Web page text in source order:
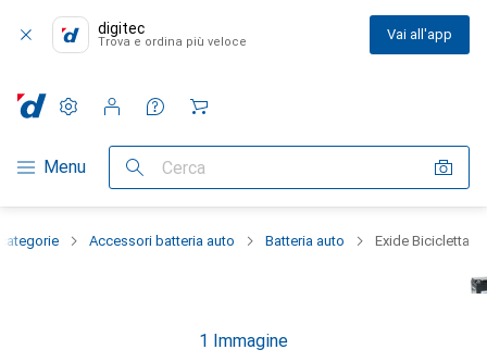
digitec
Trova e ordina più veloce Vai all'app
Categoria Navigazione
Menu Cerca
Impostazioni
Conto cliente
Liste di confronto
Liste dei desideri
Carrello
Accessori batteria auto Batteria auto Exide Bicicletta
1 Immagine